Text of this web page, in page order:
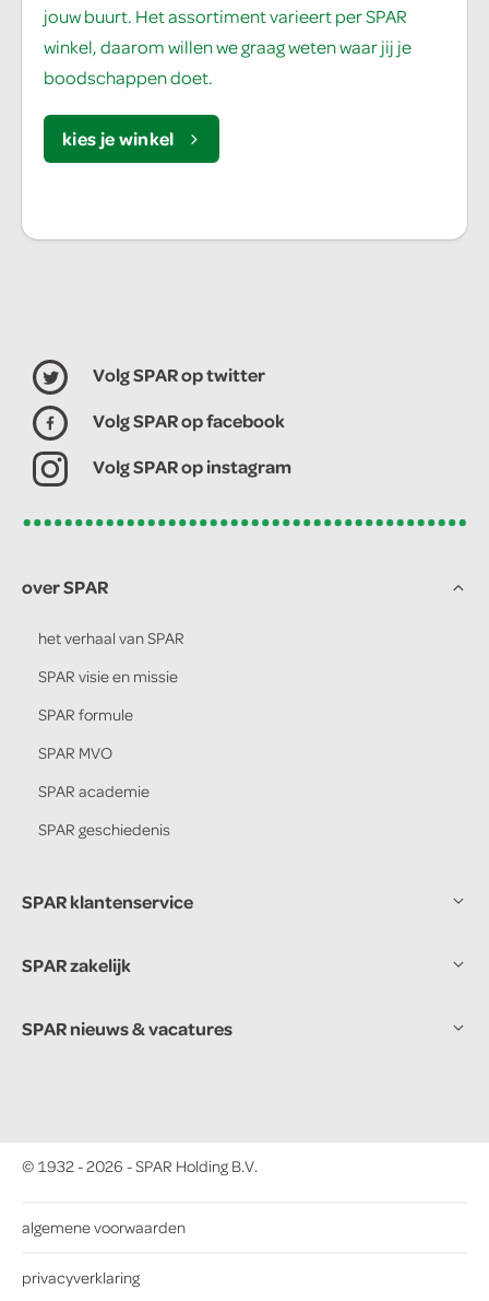
jouw buurt. Het assortiment varieert per SPAR
winkel, daarom willen we graag weten waar jij je
boodschappen doet.
kies je winkel
Volg SPAR op twitter
Volg SPAR op facebook
Volg SPAR op instagram
over SPAR
het verhaal vanSPAR
SPAR visie en missie
SPAR formule
SPAR MVO
SPAR academie
SPAR geschiedenis
SPAR klantenservice
SPAR zakelijk
SPAR nieuws & vacatures
© 1932 - 2026 - SPAR Holding B.V.
algemene voorwaarden
privacyverklaring